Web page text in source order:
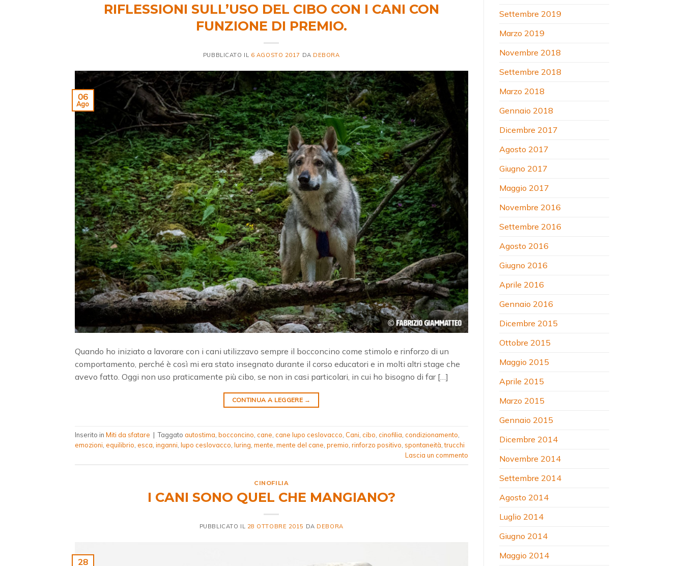
RIFLESSIONI SULL’USO DEL CIBO CON I CANI CON
FUNZIONE DI PREMIO.
PUBBLICATO IL 6 AGOSTO 2017 DA DEBORA
06
Ago
Quando ho iniziato a lavorare con i cani utilizzavo sempre il bocconcino come stimolo e rinforzo di un
comportamento, perché è così mi era stato insegnato durante il corso educatori e in molti altri stage che
avevo fatto. Oggi non uso praticamente più cibo, se non in casi particolari, in cui ho bisogno di far […]
CONTINUA A LEGGERE →
Inserito in Miti da sfatare | Taggato autostima bocconcino cane cane lupo ceslovacco Cani cibo cinofilia condizionamento
emozioni equilibrio esca inganni lupo ceslovacco luring mente mente del cane premio rinforzo positivo spontaneità ,trucchi
Lascia un commento
CINOFILIA
I CANI SONO QUEL CHE MANGIANO?
PUBBLICATO IL 28 OTTOBRE 2015 DA DEBORA
28
Settembre 2019
Marzo 2019
Novembre 2018
Settembre 2018
Marzo 2018
Gennaio 2018
Dicembre 2017
Agosto 2017
Giugno 2017
Maggio 2017
Novembre 2016
Settembre 2016
Agosto 2016
Giugno 2016
Aprile 2016
Gennaio 2016
Dicembre 2015
Ottobre 2015
Maggio 2015
Aprile 2015
Marzo 2015
Gennaio 2015
Dicembre 2014
Novembre 2014
Settembre 2014
Agosto 2014
Luglio 2014
Giugno 2014
Maggio 2014